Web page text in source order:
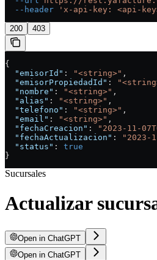
  --header
'x-api-key: <api-
200 403
{
  "emisorId"
: "<string>" ,
  "emisorPropiedadId"
:
  "nombre"
: "<string>" ,
  "alias"
: "<string>" ,
  "telefono"
: "<string>" ,
  "email"
: "<string>" ,
  "fechaCreacion"
: "2023-11-
  "fechaActualizacion"
: "2023-
  "status"
: true
}
Sucursales
Actualizar
Open in ChatGPT
Open in ChatGPT